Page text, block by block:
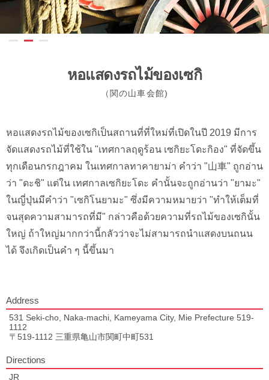
หอแสดงรถไม้ของเซกิ
（関の⼭⾞会館)
หอแสดงรถไม้ของเซกิเป็นสถานที่ที่ใหม่ที่เปิดในปี 2019 มีการ
จัดแสดงรถไม้ที่ใช้ใน "เทศกาลฤดูร้อน เซกิยะโดะกิอง" ที่จัดขึ้น
ทุกเดือนกรกฎาคม ในเทศกาลทาคายาม่า คำว่า "山車" ถูกอ่าน
ว่า "ดะชิ" แต่ใน เทศกาลเซกิยะโดะ คำนั้นจะถูกอ่านว่า "ยามะ"
ในญี่ปุ่นมีคำว่า "เซกิโนยามะ" ซึ่งมีความหมายว่า "ทำให้เต็มที่
จนสุดความสามารถที่มี" กล่าวคือด้วยความที่รถไม้ของเซกินั้น
ใหญ่ ถ้าใหญ่มากกว่านี้กลัวว่าจะไม่สามารถนำแสดงบนถนน
ได้ จึงเกิดเป็นคำ ๆ นี้ขึ้นมา
Address
531 Seki-cho, Naka-machi, Kameyama City, Mie Prefecture 519-
1112
〒519-1112 三重県亀山市関町中町531
Directions
JR